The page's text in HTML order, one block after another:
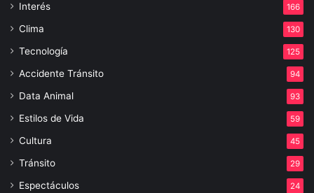
Interés 166
Clima 130
Tecnología 125
Accidente Tránsito 94
Data Animal 93
Estilos de Vida 59
Cultura 45
Tránsito 29
Espectáculos 24